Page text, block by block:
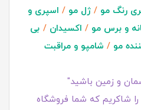
رنگ مو / ژل مو / اسپری و
و برس مو / اکسیدان / بی
مو / شامپو و مراقبت
و زمین باشید"
شاکریم که شما فروشگاه